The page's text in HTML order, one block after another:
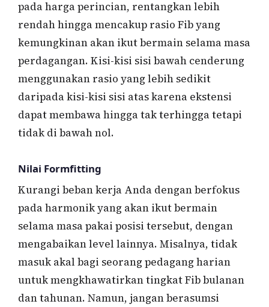
pada harga perincian, rentangkan lebih
rendah hingga mencakup rasio Fib yang
kemungkinan akan ikut bermain selama masa
perdagangan. Kisi-kisi sisi bawah cenderung
menggunakan rasio yang lebih sedikit
daripada kisi-kisi sisi atas karena ekstensi
dapat membawa hingga tak terhingga tetapi
tidak di bawah nol.
Nilai Formfitting
Kurangi beban kerja Anda dengan berfokus
pada harmonik yang akan ikut bermain
selama masa pakai posisi tersebut, dengan
mengabaikan level lainnya. Misalnya, tidak
masuk akal bagi seorang pedagang harian
untuk mengkhawatirkan tingkat Fib bulanan
dan tahunan. Namun, jangan berasumsi